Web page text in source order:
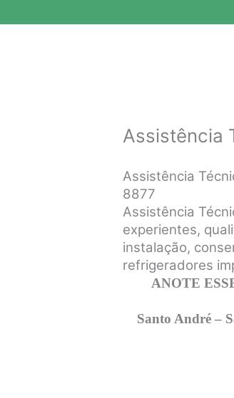
Assistência
Assistência
8877
Assistência
experientes,
instalação,
refrigeradores
ANOTE
Santo André –